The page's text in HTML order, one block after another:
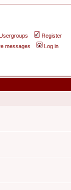
Register
messages Log in